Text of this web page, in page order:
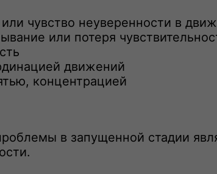
чувство неуверенности в
или потеря
движений
концентрацией
в запущенной стадии